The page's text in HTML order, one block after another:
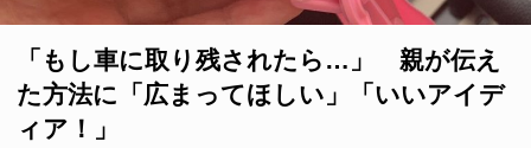
「もし車に取り残されたら…」 親が伝え
た方法に「広まってほしい」「いいアイデ
ィア！」